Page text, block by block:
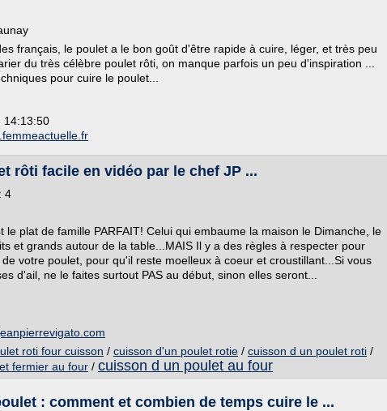
français, le poulet a le bon goût d'être rapide à cuire, léger, et très peu
du très célèbre poulet rôti, on manque parfois un peu d'inspiration ...
pour cuire le poulet...
14:13:50
rôti facile en vidéo par le chef JP ...
4
le plat de famille PARFAIT! Celui qui embaume la maison le Dimanche, le
et grands autour de la table...MAIS Il y a des règles à respecter pour
votre poulet, pour qu'il reste moelleux à coeur et croustillant...Si vous
d'ail, ne le faites surtout PAS au début, sinon elles seront...
roti four cuisson / cuisson d'un poulet rotie / cuisson d un poulet roti /
fermier au four / cuisson d un poulet au four
: comment et combien de temps cuire le ...